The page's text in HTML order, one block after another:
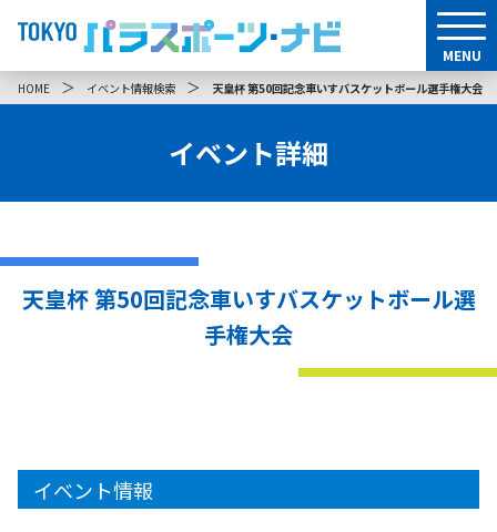
MENU
HOME ＞ イベント情報検索 ＞ 天皇杯 第50回記念車いすバスケットボール選手権大会
イベント詳細
天皇杯 第50回記念車いすバスケットボール選
手権大会
イベント情報